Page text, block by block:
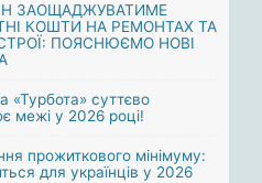
ЗАОЩАДЖУВАТИМЕ
КОШТИ НА РЕМОНТАХ ТА
ПОЯСНЮЄМО НОВІ
«Турбота» суттєво
межі у 2026 році!
прожиткового мінімуму:
для українців у 2026